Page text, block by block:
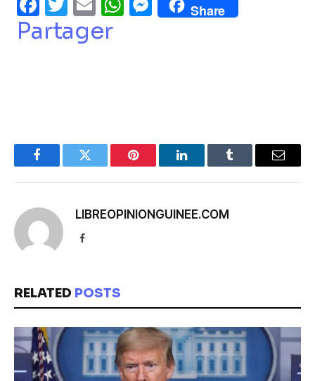
Share
Partager
FacebookTwitter Pinterest LinkedInTumblr Email
LIBREOPINIONGUINEE.COM
Facebook
RELATED POSTS